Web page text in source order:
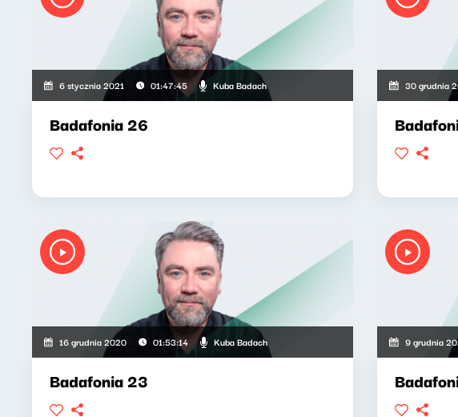
6 stycznia 2021 01:47:45 Kuba Badach
Badafonia 26
30 grudnia
16 grudnia 2020 01:53:14 Kuba Badach
Badafonia 23
9 grudnia